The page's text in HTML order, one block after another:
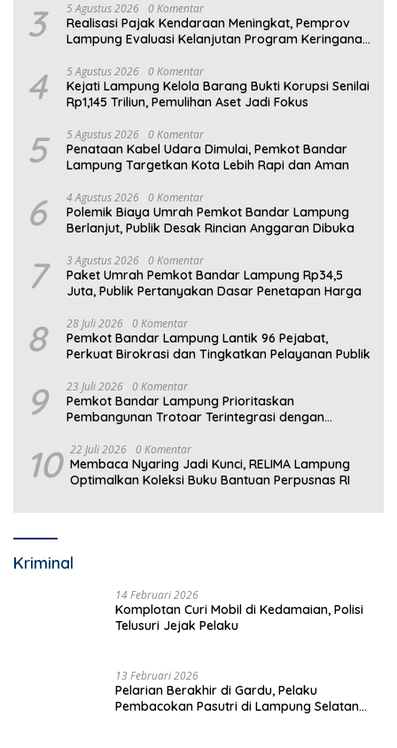
3 5 Agustus 2026 0 Komentar
Realisasi Pajak Kendaraan Meningkat, Pemprov
Lampung Evaluasi Kelanjutan Program Keringanan
4 5 Agustus 2026 0 Komentar
Kejati Lampung Kelola Barang Bukti Korupsi Senilai
Rp1,145 Triliun, Pemulihan Aset Jadi Fokus
5 5 Agustus 2026 0 Komentar
Penataan Kabel Udara Dimulai, Pemkot Bandar
Lampung Targetkan Kota Lebih Rapi dan Aman
6 4 Agustus 2026 0 Komentar
Polemik Biaya Umrah Pemkot Bandar Lampung
Berlanjut, Publik Desak Rincian Anggaran Dibuka
7 3 Agustus 2026 0 Komentar
Paket Umrah Pemkot Bandar Lampung Rp34,5
Juta, Publik Pertanyakan Dasar Penetapan Harga
8 28 Juli 2026 0 Komentar
Pemkot Bandar Lampung Lantik 96 Pejabat,
Perkuat Birokrasi dan Tingkatkan Pelayanan Publik
9 23 Juli 2026 0 Komentar
Pemkot Bandar Lampung Prioritaskan
Pembangunan Trotoar Terintegrasi dengan
10 22 Juli 2026 0 Komentar
Membaca Nyaring Jadi Kunci, RELIMA Lampung
Optimalkan Koleksi Buku Bantuan Perpusnas RI
Kriminal
14 Februari 2026
Komplotan Curi Mobil di Kedamaian, Polisi
Telusuri Jejak Pelaku
13 Februari 2026
Pelarian Berakhir di Gardu, Pelaku
Pembacokan Pasutri di Lampung Selatan